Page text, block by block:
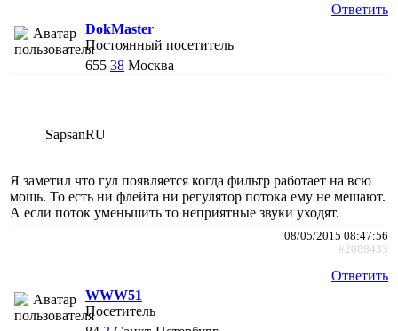
Ответить
DokMaster
Постоянный посетитель
655 38 Москва
SapsanRU
Я заметил что гул появляется когда фильтр работает на всю
мощь. То есть ни флейта ни регулятор потока ему не мешают.
А если поток уменьшить то неприятные звуки уходят.
08/05/2015 08:47:56
#2088433
Ответить
WWW51
Посетитель